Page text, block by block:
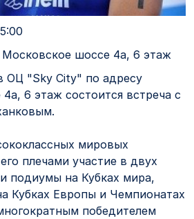
шоссе 4а, 6 этаж
ОЦ "Sky City" по адресу
6 этаж состоится встреча с
мировых
плечами участие в двух
подиумы на Кубках мира,
Кубках Европы и Чемпионатах
победителем